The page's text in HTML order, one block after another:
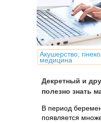
Акушерство,
медицина
Декретный и
полезно знать
В период
появляется